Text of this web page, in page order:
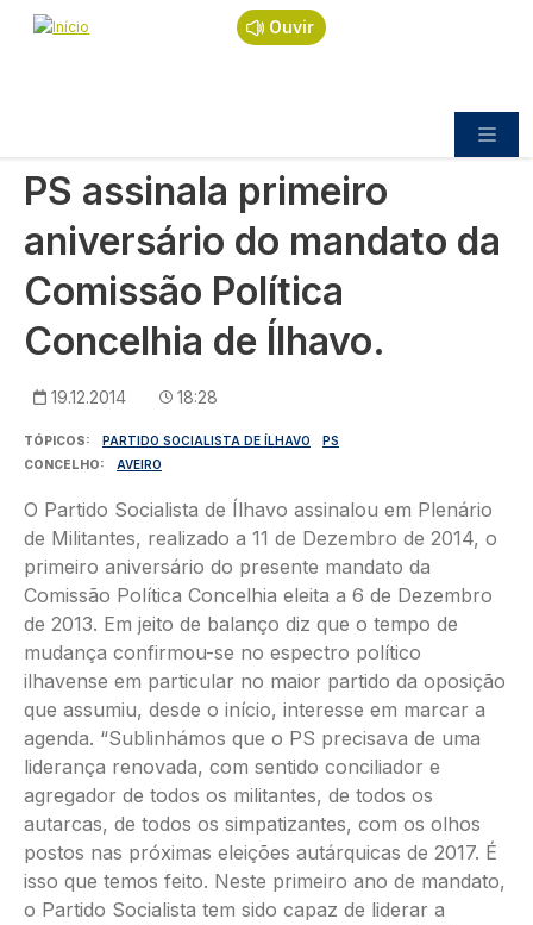
Passar para o conteúdo principal
Ouvir
Navegação estrutural
Início
Política
PS assinala primeiro aniversário do mandato da
PS assinala primeiro
aniversário do mandato da
Comissão Política
Concelhia de Ílhavo.
19.12.2014 18:28
TÓPICOS PARTIDO SOCIALISTA DE ÍLHAVO
PS
CONCELHO
AVEIRO
O Partido Socialista de Ílhavo assinalou em Plenário
de Militantes, realizado a 11 de Dezembro de 2014, o
primeiro aniversário do presente mandato da
Comissão Política Concelhia eleita a 6 de Dezembro
de 2013. Em jeito de balanço diz que o tempo de
mudança confirmou-se no espectro político
ilhavense em particular no maior partido da oposição
que assumiu, desde o início, interesse em marcar a
agenda. “Sublinhámos que o PS precisava de uma
liderança renovada, com sentido conciliador e
agregador de todos os militantes, de todos os
autarcas, de todos os simpatizantes, com os olhos
postos nas próximas eleições autárquicas de 2017. É
isso que temos feito. Neste primeiro ano de mandato,
o Partido Socialista tem sido capaz de liderar a